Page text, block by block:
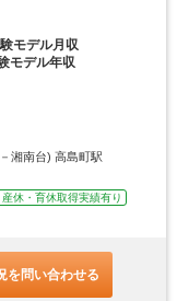
モデル月収
モデル年収
湘南台) 高島町駅
産休・育休取得実績有り
を問い合わせる